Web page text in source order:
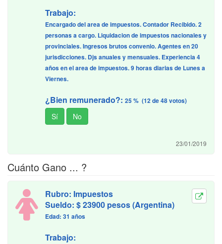
Trabajo:
Encargado del area de impuestos. Contador Recibido. 2
personas a cargo. Liquidacion de impuestos nacionales y
provinciales. Ingresos brutos convenio. Agentes en 20
jurisdicciones. Djs anuales y mensuales. Experiencia 4
años en el area de impuestos. 9 horas diarias de Lunes a
Viernes.
¿Bien remunerado?: 25 % (12 de 48 votos)
23/01/2019
Cuánto Gano ... ?
Rubro: Impuestos
Sueldo: $ 23900 pesos (Argentina)
Edad: 31 años
Trabajo: